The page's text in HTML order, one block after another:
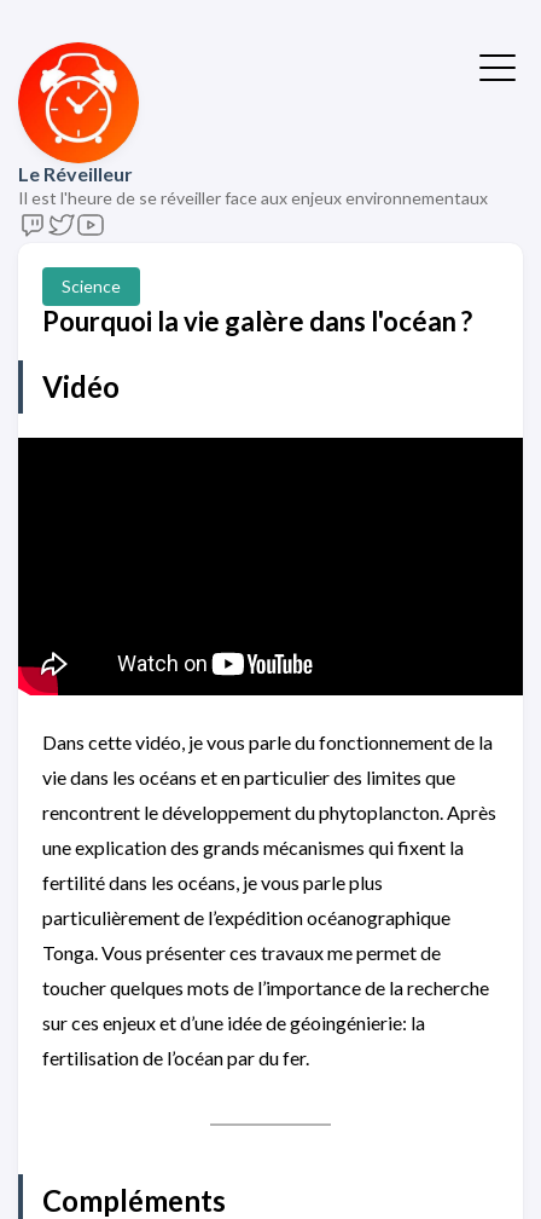
Le Réveilleur
Il est l'heure de se réveiller face aux enjeux environnementaux
Science
Pourquoi la vie galère dans l'océan ?
Vidéo
Dans cette vidéo, je vous parle du fonctionnement de la
vie dans les océans et en particulier des limites que
rencontrent le développement du phytoplancton. Après
une explication des grands mécanismes qui fixent la
fertilité dans les océans, je vous parle plus
particulièrement de l’expédition océanographique
Tonga. Vous présenter ces travaux me permet de
toucher quelques mots de l’importance de la recherche
sur ces enjeux et d’une idée de géoingénierie: la
fertilisation de l’océan par du fer.
Compléments